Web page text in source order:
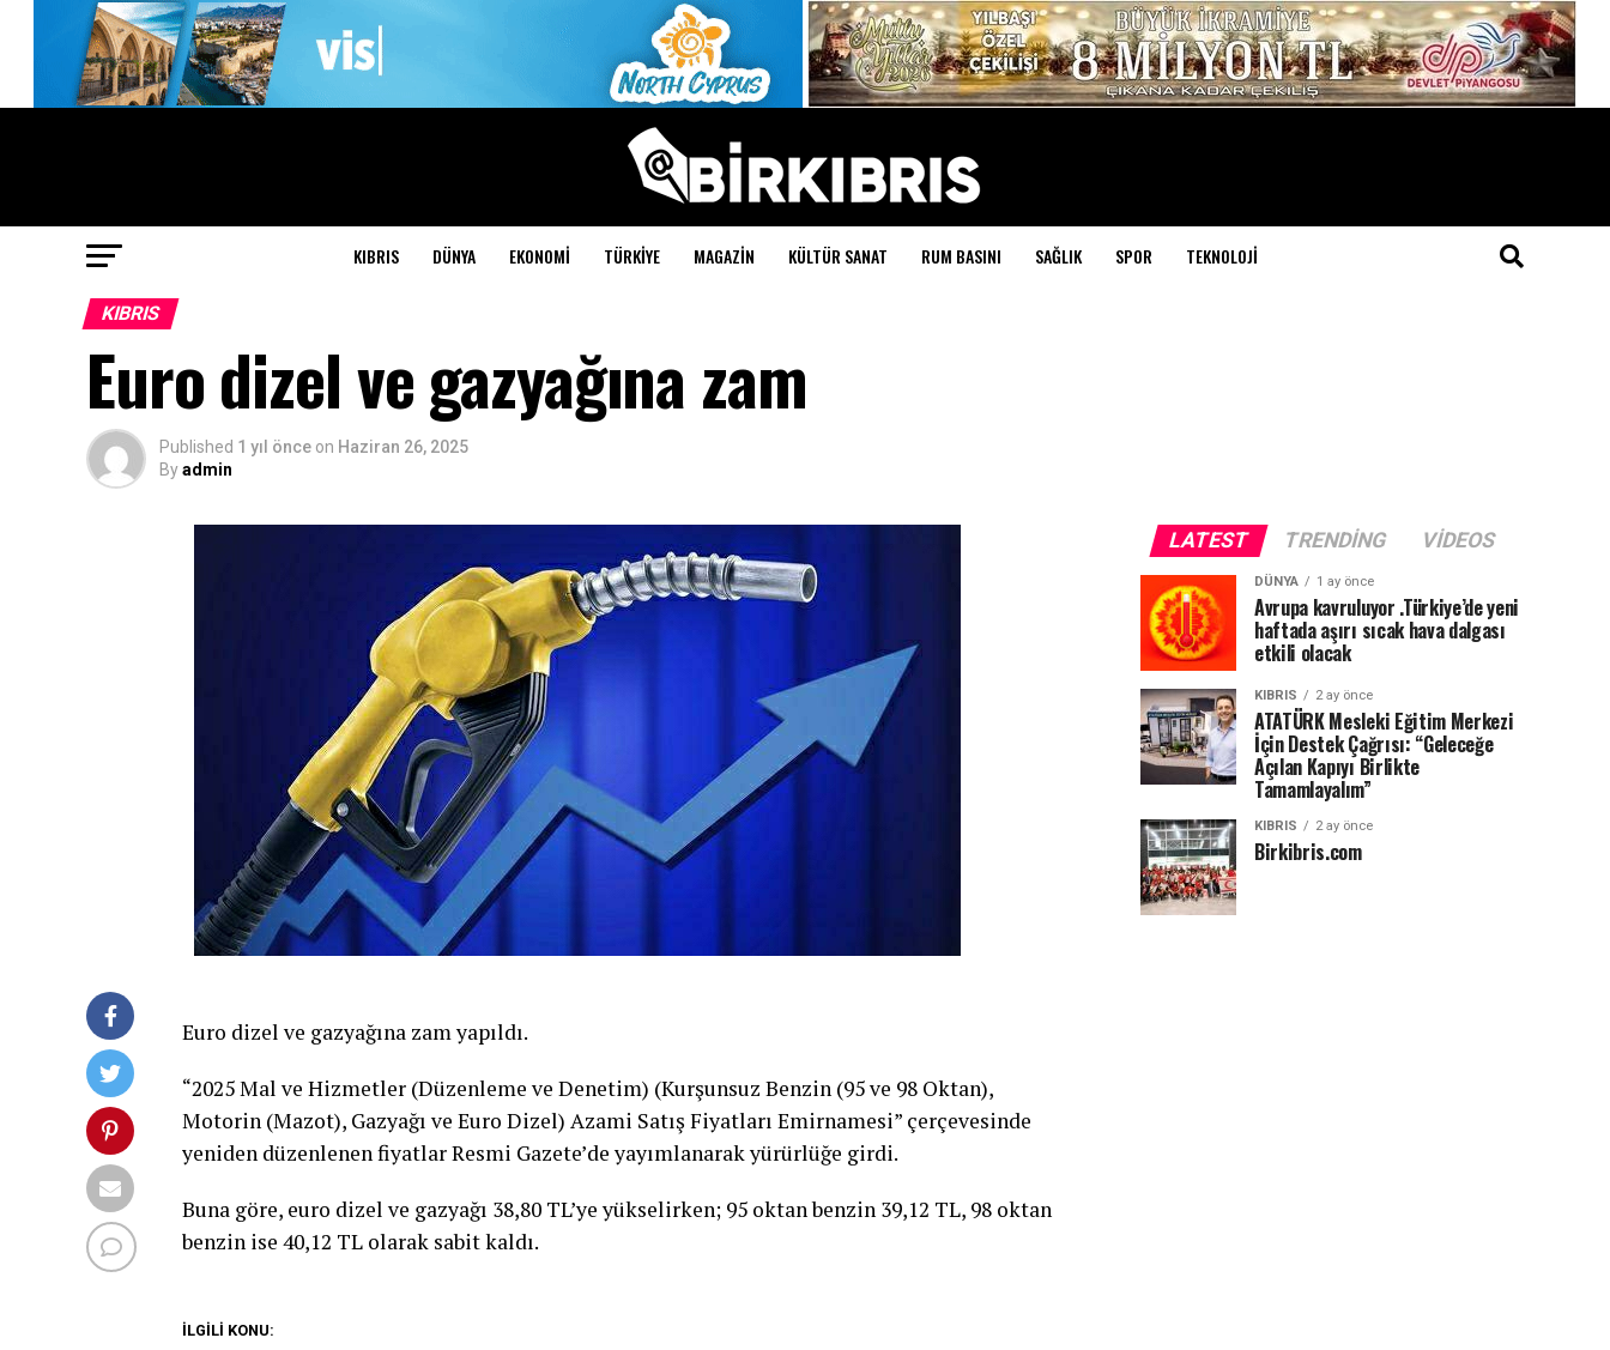
KIBRIS DÜNYA EKONOMI TÜRKIYE MAGAZIN KÜLTÜR SANAT RUM BASINI SAĞLIK SPOR TEKNOLOJI
KIBRIS
Euro dizel ve gazyağına zam
Published 1 yıl önce on Haziran 26, 2025
Byadmin
Euro dizel ve gazyağına zam yapıldı.
“2025 Mal ve Hizmetler (Düzenleme ve Denetim) (Kurşunsuz Benzin (95 ve 98 Oktan),
Motorin (Mazot), Gazyağı ve Euro Dizel) Azami Satış Fiyatları Emirnamesi” çerçevesinde
yeniden düzenlenen fiyatlar Resmi Gazete’de yayımlanarak yürürlüğe girdi.
Buna göre, euro dizel ve gazyağı 38,80 TL’ye yükselirken; 95 oktan benzin 39,12 TL, 98 oktan
benzin ise 40,12 TL olarak sabit kaldı.
İLGİLİ KONU:
LATEST TRENDING VIDEOS
DÜNYA 1 ay önce
Avrupa kavruluyor .Türkiye’de yeni
haftada aşırı sıcak hava dalgası
etkili olacak
KIBRIS 2 ay önce
ATATÜRK Mesleki Eğitim Merkezi
İçin Destek Çağrısı: “Geleceğe
Açılan Kapıyı Birlikte
Tamamlayalım”
KIBRIS 2 ay önce
Birkibris.com